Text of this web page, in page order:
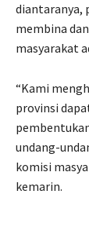
diantaranya,
membina
masyarakat
“Kami
provinsi
undang-
komisi
kemarin.